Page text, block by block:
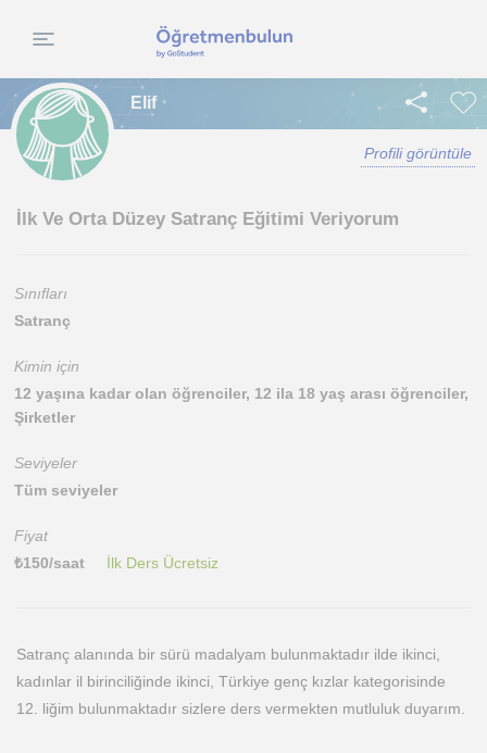
Elif
Profili görüntüle
İlk Ve Orta Düzey Satranç Eğitimi Veriyorum
Sınıfları
Satranç
Kimin için
12 yaşına kadar olan öğrenciler, 12 ila 18 yaş arası öğrenciler,
Şirketler
Seviyeler
Tüm seviyeler
Fiyat
₺150/saat İlk Ders Ücretsiz
Satranç alanında bir sürü madalyam bulunmaktadır ilde ikinci,
kadınlar il birinciliğinde ikinci, Türkiye genç kızlar kategorisinde
12. liğim bulunmaktadır sizlere ders vermekten mutluluk duyarım.